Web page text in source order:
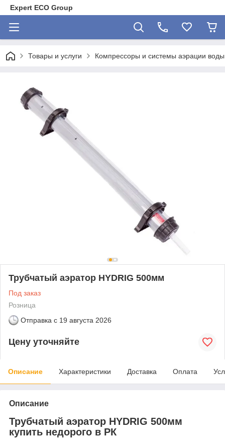
Expert ECO Group
Товары и услуги Компрессоры и системы аэрации воды
Трубчатый аэратор HYDRIG 500мм
Под заказ
Розница
Отправка с 19 августа 2026
Цену уточняйте
Описание Характеристики Доставка Оплата
Описание
Трубчатый аэратор HYDRIG 500мм
купить недорого в РК